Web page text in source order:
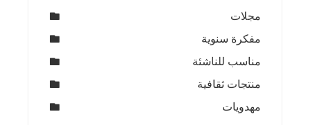
مجلات
مفكرة سنوية
مناسب للناشئة
منتجات ثقافية
مهدويات